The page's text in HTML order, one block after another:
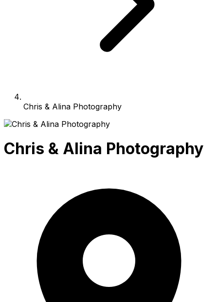
Chris & Alina Photography
Chris & Alina Photography